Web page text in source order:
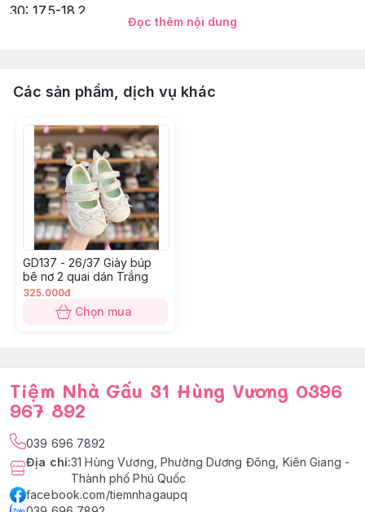
30: 17.5-18.2
34: 19.7-20.6
36: 21.6-22.2
37: 22.2-23
38: 23-24
Đọc thêm nội dung
Các sản phẩm, dịch vụ khác
GD137 - 26/37 Giày búp
bê nơ 2 quai dán Trắng
325.000đ
Chọn mua
Tiệm Nhà Gấu 31 Hùng Vương 0396
967 892
039 696 7892
Địa chỉ:31 Hùng Vương, Phường Dương Đông, Kiên Giang -
Thành phố Phú Quốc
facebook.com/tiemnhagaupq